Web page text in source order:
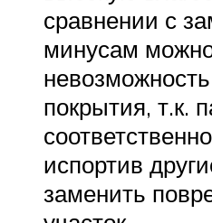
сравнении с
минусам
покрытия, т.к.
испортив
заменить